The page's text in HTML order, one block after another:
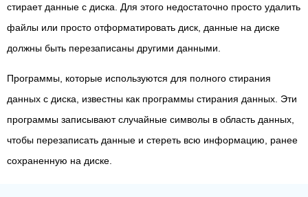
стирает данные с диска. Для этого недостаточно просто удалить
файлы или просто отформатировать диск, данные на диске
должны быть перезаписаны другими данными.
Программы, которые используются для полного стирания
данных с диска, известны как программы стирания данных. Эти
программы записывают случайные символы в область данных,
чтобы перезаписать данные и стереть всю информацию, ранее
сохраненную на диске.